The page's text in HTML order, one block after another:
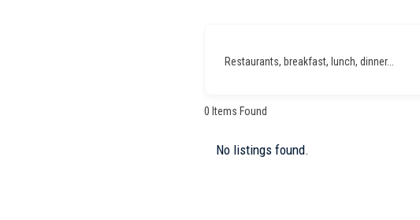
Restaurants, breakfast, lunch, dinner...
0 Items Found
No listings found.